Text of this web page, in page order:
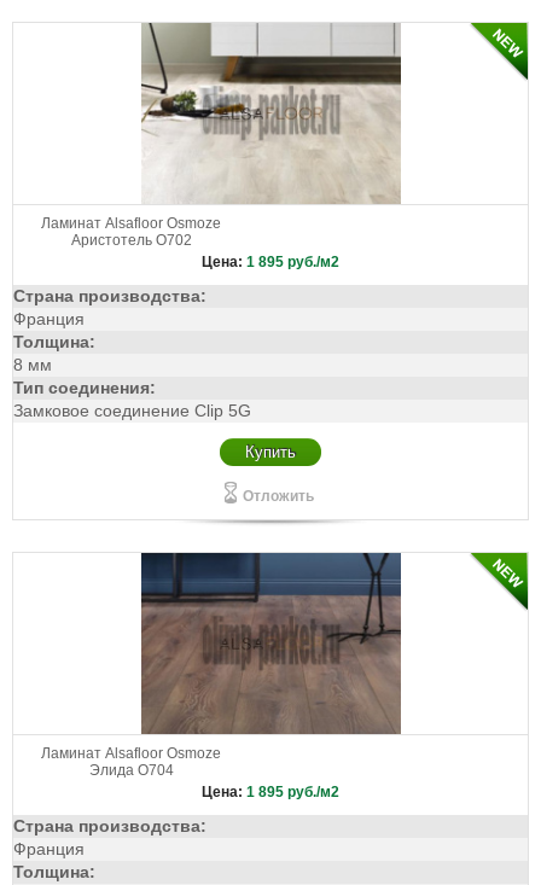
Ламинат Alsafloor Osmoze
Аристотель О702
Цена: 1 895 руб./м2
Страна производства:
Франция
Толщина:
8 мм
Тип соединения:
Замковое соединение Clip 5G
Купить
Отложить
Ламинат Alsafloor Osmoze
Элида О704
Цена: 1 895 руб./м2
Страна производства:
Франция
Толщина: